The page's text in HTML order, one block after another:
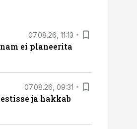
07.08.26, 11:13
ei planeerita
07.08.26, 09:31
ja hakkab